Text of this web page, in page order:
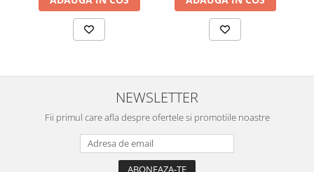
NEWSLETTER
Fii primul care afla despre ofertele si promotiile noastre